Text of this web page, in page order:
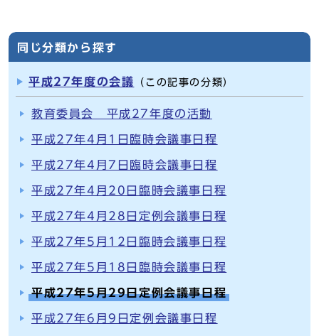
同じ分類から探す
平成27年度の会議 （この記事の分類）
教育委員会 平成27年度の活動
平成27年4月1日臨時会議事日程
平成27年4月7日臨時会議事日程
平成27年4月20日臨時会議事日程
平成27年4月28日定例会議事日程
平成27年5月12日臨時会議事日程
平成27年5月18日臨時会議事日程
平成27年5月29日定例会議事日程
平成27年6月9日定例会議事日程